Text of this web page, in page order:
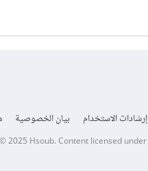
إرشادات الاستخدام بيان الخصوصية
© 2025 Hsoub.Content licensed under